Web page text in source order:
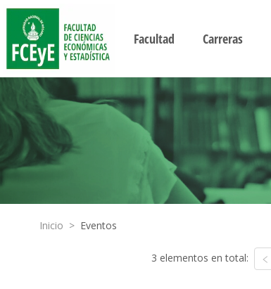
Facultad Carreras
Inicio > Eventos
3 elementos en total: